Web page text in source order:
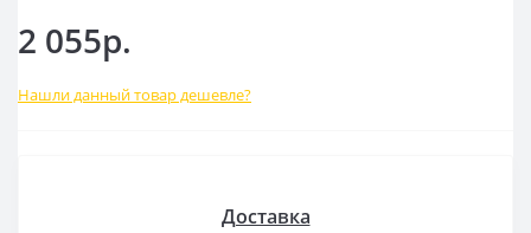
2 055р.
Нашли данный товар дешевле?
Доставка